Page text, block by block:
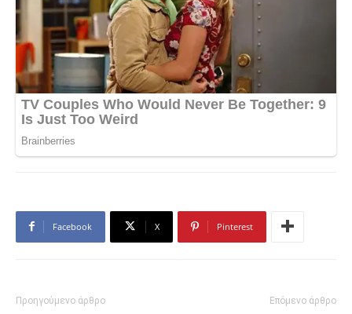
Facebook X Pinterest
Προηγούμενο άρθρο Επόμενο άρθρο